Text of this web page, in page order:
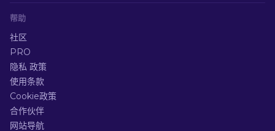
帮助
社区
PRO
隐私 政策
使用条款
Cookie政策
合作伙伴
网站导航